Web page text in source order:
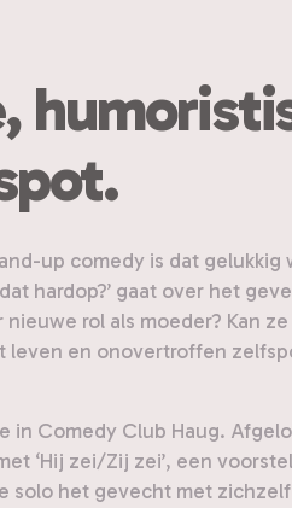
up comedy is dat
hardop?’ gaat over het
rol als moeder? Kan
en onovertroffen
in Comedy Club Haug.
‘Hij zei/Zij zei’, een
het gevecht met